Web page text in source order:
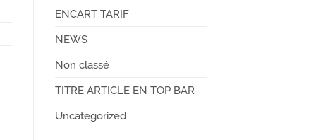
ENCART TARIF
NEWS
Non classé
TITRE ARTICLE EN TOP BAR
Uncategorized